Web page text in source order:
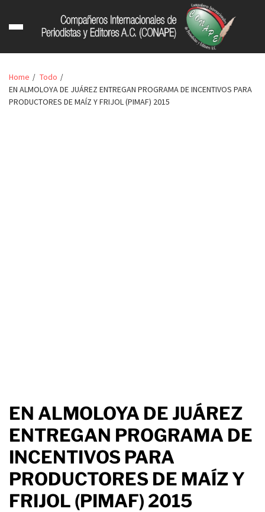
Home
Todo
EN ALMOLOYA DE JUÁREZ ENTREGAN PROGRAMA DE INCENTIVOS PARA
PRODUCTORES DE MAÍZ Y FRIJOL (PIMAF) 2015
EN ALMOLOYA DE JUÁREZ
ENTREGAN PROGRAMA DE
INCENTIVOS PARA
PRODUCTORES DE MAÍZ Y
FRIJOL (PIMAF) 2015